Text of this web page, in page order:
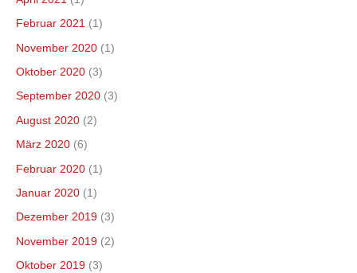
Februar 2021 (1)
November 2020 (1)
Oktober 2020 (3)
September 2020 (3)
August 2020 (2)
März 2020 (6)
Februar 2020 (1)
Januar 2020 (1)
Dezember 2019 (3)
November 2019 (2)
Oktober 2019 (3)